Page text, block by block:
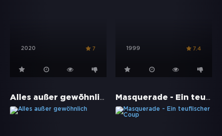
2020 7 1999 7.4
Alles außer gewöhnlich Masquerade - Ein teuflischer Coup